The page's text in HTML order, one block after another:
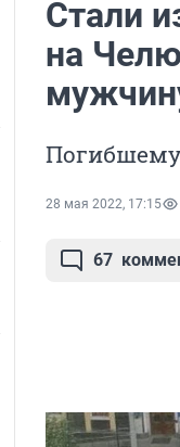
Стали
на
28 мая 2022, 17:15
67